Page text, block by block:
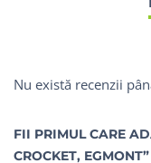
Nu există recenzii
FII PRIMUL CARE
CROCKET, EGMONT”